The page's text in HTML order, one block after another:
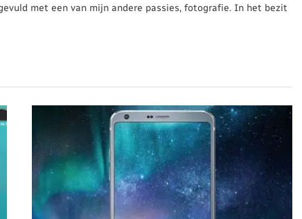
met een van mijn andere passies, fotografie. In het bezit